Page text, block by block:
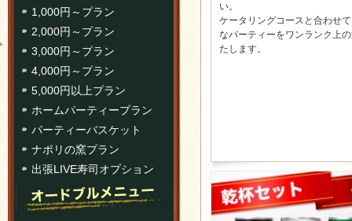
1,000円～プラン
2,000円～プラン
3,000円～プラン
4,000円～プラン
5,000円以上プラン
ホームパーティープラン
パーティーバスケット
ナポリの窯プラン
出張LIVE寿司オプション
い。
ケータリングコースと合わせ
なパーティーをワンランク上
たします。